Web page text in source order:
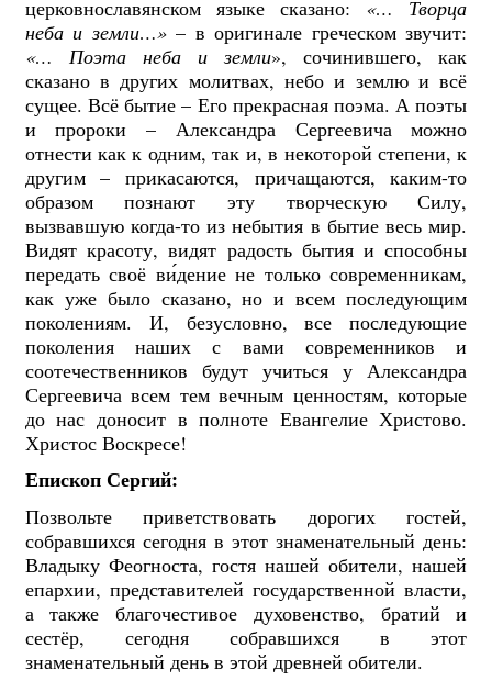
церковнославянском языке сказано: «… Творца
неба и земли…»– в оригинале греческом звучит:
«… Поэта неба и земли», сочинившего, как
сказано в других молитвах, небо и землю и всё
сущее. Всё бытие – Его прекрасная поэма. А поэты
и пророки – Александра Сергеевича можно
отнести как к одним, так и, в некоторой степени, к
другим – прикасаются, причащаются, каким-то
образом познают эту творческую Силу,
вызвавшую когда-то из небытия в бытие весь мир.
Видят красоту, видят радость бытия и способны
передать своё ви́дение не только современникам,
как уже было сказано, но и всем последующим
поколениям. И, безусловно, все последующие
поколения наших с вами современников и
соотечественников будут учиться у Александра
Сергеевича всем тем вечным ценностям, которые
до нас доносит в полноте Евангелие Христово.
Христос Воскресе!
Епископ Сергий:
Позвольте приветствовать дорогих гостей,
собравшихся сегодня в этот знаменательный день:
Владыку Феогноста, гостя нашей обители, нашей
епархии, представителей государственной власти,
а также благочестивое духовенство, братий и
сестёр, сегодня собравшихся в этот
знаменательный день в этой древней обители.